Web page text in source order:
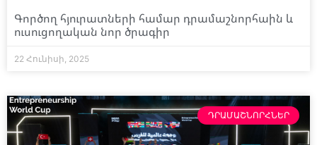
Գործող հյուրատների համար դրամաշնորհաին և
ուսուցողական նոր ծրագիր
22 Հունիսի, 2025
ԴՐԱՄԱՇՆՈՐՀՆԵՐ